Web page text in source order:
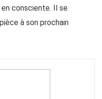
consciente. Il se
à son prochain